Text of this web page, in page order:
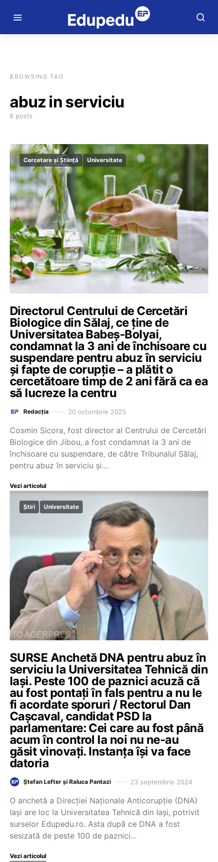
BROWSING TAG
abuz in serviciu
6 posts
Cercetare și Știință Universitate
Directorul Centrului de Cercetări
Biologice din Sălaj, ce ține de
Universitatea Babeș-Bolyai,
condamnat la 3 ani de închisoare cu
suspendare pentru abuz în serviciu
și fapte de corupție – a plătit o
cercetătoare timp de 2 ani fără ca ea
să lucreze la centru
Redacția 20 octombrie 2025
Cosmin Sicora, fost director al Centrului de Cercetări
Biologice din Jibou, a fost condamnat la 3 ani de
închisoare cu suspendare, de către Tribunalul Sălaj,
pentru abuz în serviciu și…
Vezi articolul
Știri Universitate
SURSE Anchetă DNA pentru abuz în
serviciu la Universitatea Tehnică din
Iași. Peste 100 de paznici acuză că
au fost pontați în fals pentru a nu le
fi acordate sporuri / Rectorul Dan
Cașcaval, candidat PSD la
parlamentare: Cei care au fost până
acum în control la noi nu ne-au
găsit vinovați. Instanța își va face
datoria
Ștefan Lefter și Raluca Pantazi 23 septembrie 2024
O anchetă a Direcției Naționale Anticorupție (DNA)
Iași are loc la Universitatea Tehnică din Iași, potrivit
surselor Edupedu.ro. Asta după ce DNA a fost
sesizată de peste 100 de paznici…
Vezi articolul